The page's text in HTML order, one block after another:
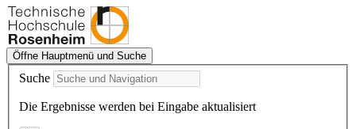
Öffne Hauptmenü und Suche
Suche
Die Ergebnisse werden bei Eingabe aktualisiert